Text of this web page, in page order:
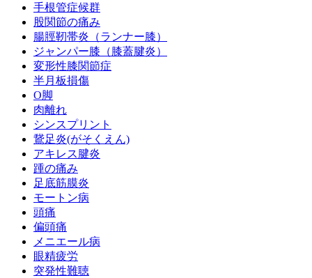
手根管症候群
股関節の痛み
腸脛靭帯炎（ランナー膝）
ジャンパー膝（膝蓋腱炎）
変形性膝関節症
半月板損傷
O脚
肉離れ
シンスプリント
鵞足炎(がそくえん)
アキレス腱炎
踵の痛み
足底筋膜炎
モートン病
頭痛
偏頭痛
メニエール病
眼精疲労
突発性難聴